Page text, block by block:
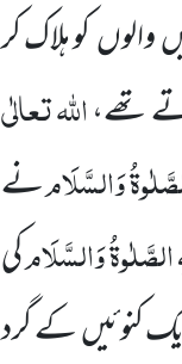
والوں کو ہلاک کر
تھے،اللہتعالٰی
وَالسَّلَامنے
الصَّلٰوۃُوَالسَّلَامکی
کنوئیں کے گرد